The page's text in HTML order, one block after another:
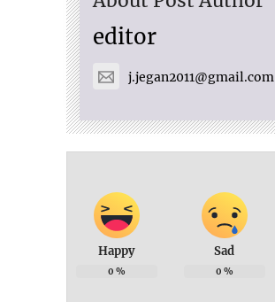
editor
j.jegan2011@gmail.com
Happy
0 %
Sad
0 %